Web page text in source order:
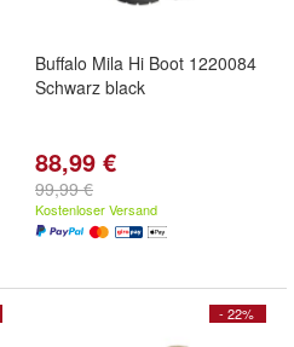
Buffalo Mila Hi Boot 1220084
Schwarz black
88,99 €
99,99 €
Kostenloser Versand
- 22%